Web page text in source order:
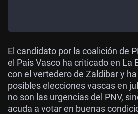
El candidato por la coalición de
el País Vasco ha criticado en La
con el vertedero de Zaldibar y
posibles elecciones vascas en
no son las urgencias del PNV,
acuda a votar en buenas